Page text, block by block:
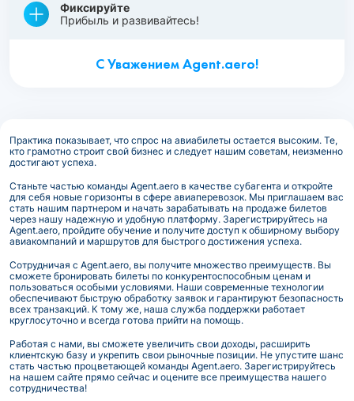
Фиксируйте
Прибыль и развивайтесь!
С Уважением Agent.aero!
Практика показывает, что спрос на авиабилеты остается высоким. Те,
кто грамотно строит свой бизнес и следует нашим советам, неизменно
достигают успеха.
Станьте частью команды Agent.aero в качестве субагента и откройте
для себя новые горизонты в сфере авиаперевозок. Мы приглашаем вас
стать нашим партнером и начать зарабатывать на продаже билетов
через нашу надежную и удобную платформу. Зарегистрируйтесь на
Agent.aero, пройдите обучение и получите доступ к обширному выбору
авиакомпаний и маршрутов для быстрого достижения успеха.
Сотрудничая с Agent.aero, вы получите множество преимуществ. Вы
сможете бронировать билеты по конкурентоспособным ценам и
пользоваться особыми условиями. Наши современные технологии
обеспечивают быструю обработку заявок и гарантируют безопасность
всех транзакций. К тому же, наша служба поддержки работает
круглосуточно и всегда готова прийти на помощь.
Работая с нами, вы сможете увеличить свои доходы, расширить
клиентскую базу и укрепить свои рыночные позиции. Не упустите шанс
стать частью процветающей команды Agent.aero. Зарегистрируйтесь
на нашем сайте прямо сейчас и оцените все преимущества нашего
сотрудничества!